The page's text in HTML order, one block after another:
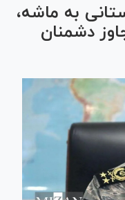
به ماشه،
دشمنان